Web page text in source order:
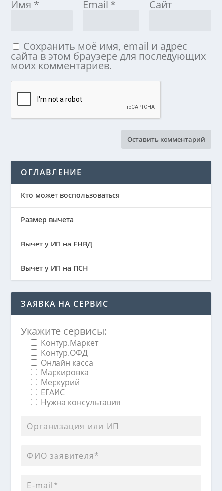
Имя * Email * Сайт
Сохранить моё имя, email и адрес
сайта в этом браузере для последующих
моих комментариев.
ОГЛАВЛЕНИЕ
Кто может воспользоваться
Размер вычета
Вычет у ИП на ЕНВД
Вычет у ИП на ПСН
ЗАЯВКА НА СЕРВИС
Укажите сервисы:
Контур.Маркет
Контур.ОФД
Онлайн касса
Маркировка
Меркурий
ЕГАИС
Нужна консультация